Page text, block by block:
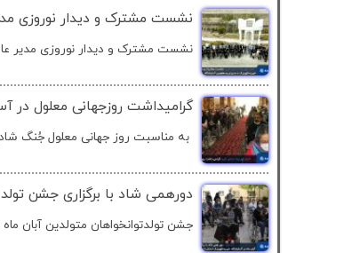
نشست مشترک و دیدار نوروزی
نشست مشترک و دیدار نوروزی مدیر
گرامیداشت روزجهانی معلول در
به مناسبت روز جهانی معلول جُنگ
دورهمی شاد با برگزاری جشن تولد
جشن تولدتوانخواهان متولدین آبان